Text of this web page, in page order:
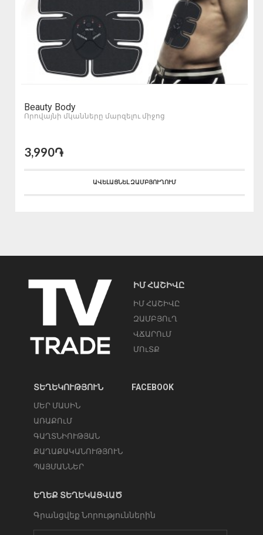
Beauty Body
Որովայնի մկանները մարզելու միջոց
3,990֏
ԱՎԵԼԱՑՆԵԼ ԶԱՄԲՅՈՒՂՈՒՄ
ԻՄ ՀԱՇԻՎԸ
ԻՄ ՀԱՇԻՎԸ
ԶԱՄԲՅՈւՂ
ՎՃԱՐՈւՄ
ՄՈւՏՔ
ՏԵՂԵԿՈՒԹՅՈՒՆ
ՄԵՐ ՄԱՍԻՆ
ԱՌԱՔՈւՄ
ԳԱՂՏՆԻՈՒԹՅԱՆ
ՔԱՂԱՔԱԿԱՆՈՒԹՅՈՒՆ
ՊԱՅՄԱՆՆԵՐ
FACEBOOK
ԵՂԵՔ ՏԵՂԵԿԱՑՎԱԾ
Գրանցվեք Նորություններին